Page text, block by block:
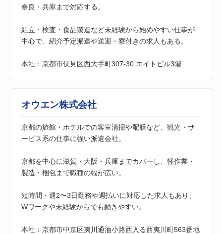
奈良・兵庫まで対応する。
組立・検査・食品製造など未経験から始めやすい仕事が
中心で、紹介予定派遣や送迎・寮付きの求人もある。
本社：京都市伏見区西大手町307-30 エイトビル3階
オウエン株式会社
京都の旅館・ホテルでの客室清掃や配膳など、観光・サ
ービス系の仕事に強い派遣会社。
京都を中心に滋賀・大阪・兵庫までカバーし、軽作業・
製造・梱包まで職種の幅が広い。
短時間・週2〜3日勤務や週払いに対応した求人もあり、
Wワークや未経験からでも動きやすい。
本社：京都市中京区夷川通油小路西入る西夷川町563番地